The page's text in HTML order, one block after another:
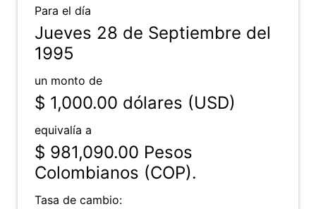
Para el día
Jueves 28 de Septiembre del
1995
un monto de
$ 1,000.00 dólares (USD)
equivalía a
$ 981,090.00 Pesos
Colombianos (COP).
Tasa de cambio: